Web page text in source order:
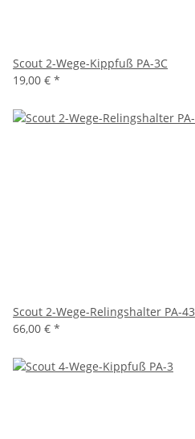
Scout 2-Wege-Kippfuß PA-3C
19,00 € *
Scout 2-Wege-Relingshalter PA-43
66,00 € *